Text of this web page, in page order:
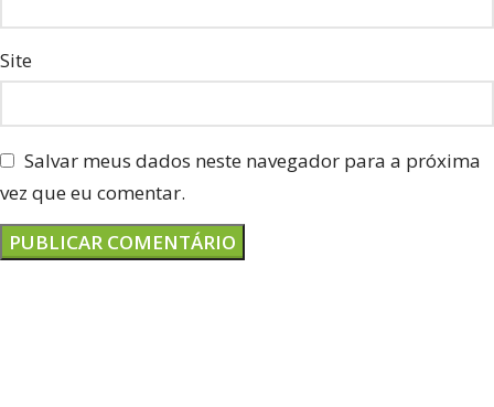
Site
Salvar meus dados neste navegador para a próxima
vez que eu comentar.